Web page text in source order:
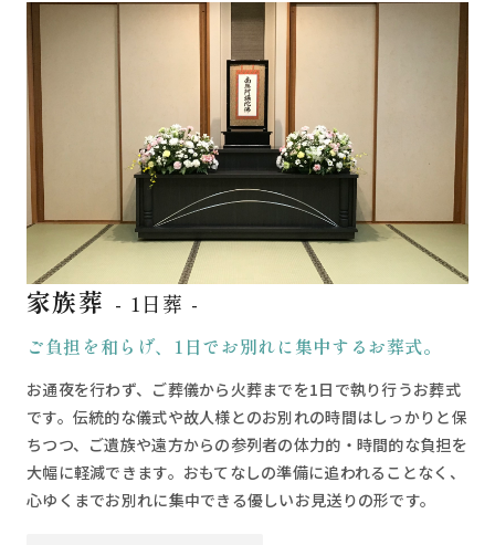
家族葬 - 1日葬 -
ご負担を和らげ、1日でお別れに集中するお葬式。
お通夜を行わず、ご葬儀から火葬までを1日で執り行うお葬式
です。伝統的な儀式や故人様とのお別れの時間はしっかりと保
ちつつ、ご遺族や遠方からの参列者の体力的・時間的な負担を
大幅に軽減できます。おもてなしの準備に追われることなく、
心ゆくまでお別れに集中できる優しいお見送りの形です。